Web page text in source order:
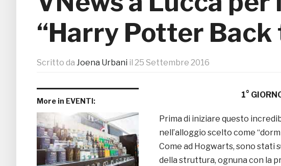
“Harry Potter Back
Scritto da Joena Urbani il 25 Settembre 2016
More in EVENTI:
1°
Prima di iniziare questo
nell’alloggio scelto come
Come ad Hogwarts, sono stati
della struttura, ognuna con la